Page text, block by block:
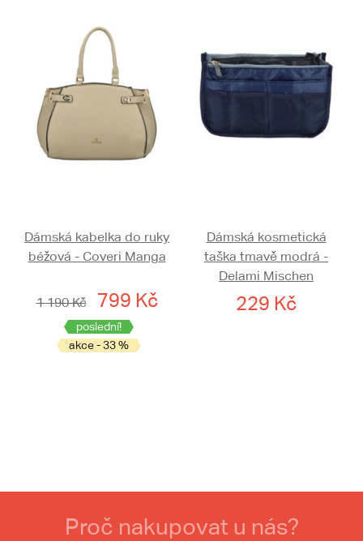
Dámská kabelka do ruky
béžová - Coveri Manga
1 190 Kč 799 Kč
poslední!
akce - 33 %
Dámská kosmetická
taška tmavě modrá -
Delami Mischen
229 Kč
Proč nakupovat u nás?